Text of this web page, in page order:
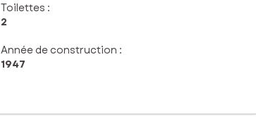
Toilettes :
2
Année de construction :
1947